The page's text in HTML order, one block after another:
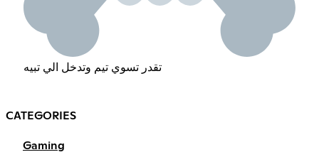
تقدر تسوي تيم وتدخل الي تبيه
CATEGORIES
Gaming